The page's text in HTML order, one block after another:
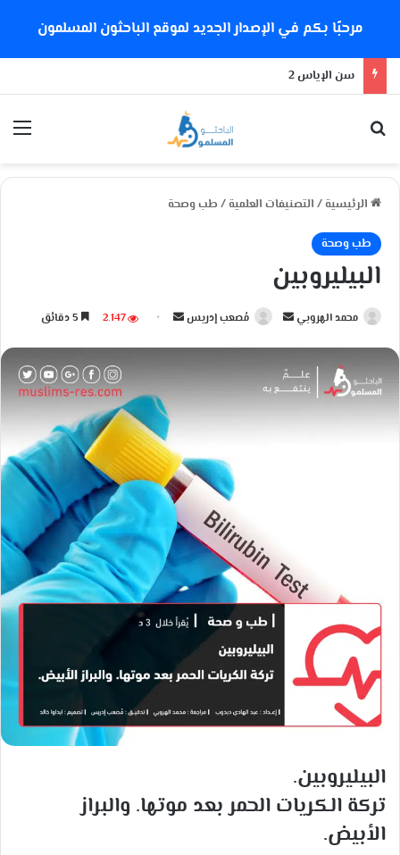
مرحبًا بكم في الإصدار الجديد لموقع الباحثون المسلمون
هل تدعم إيمان الإمام الشذوذ الجنسي؟
الرئيسية / التصنيفات العلمية / طب وصحة
طب وصحة
البيليروبين
محمد الهروبي
ل
ت
ر
مُصعب إدريس
ر
ي
د
ا
إ
ل
ك
ت
ر
و
ا
2٬147
البيليروبين.
تركة الكريات الحمر بعد موتها. والبراز
الأبيض.